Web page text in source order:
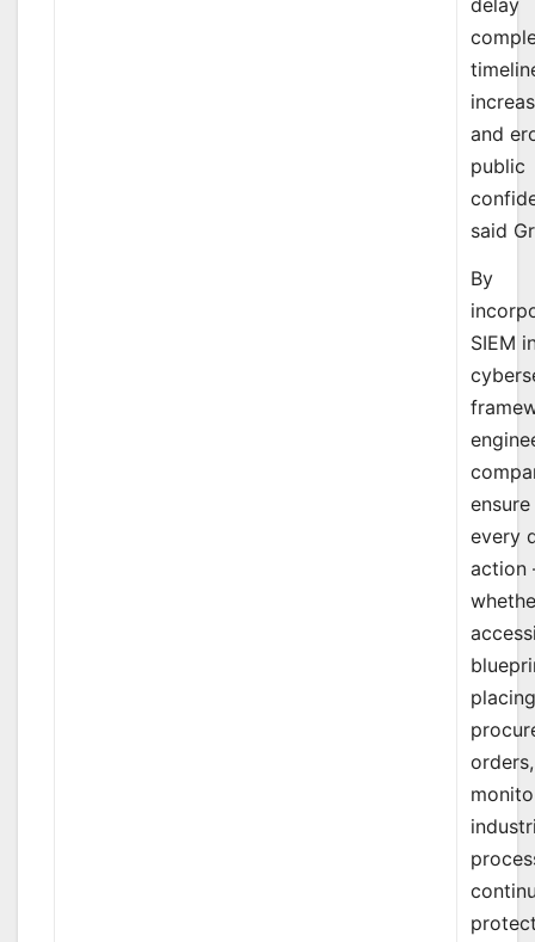
delay
and
public
said
By
SIEM
every